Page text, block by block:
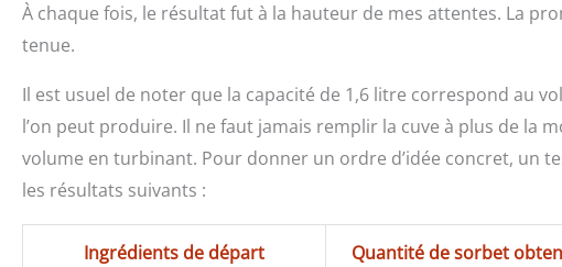
À chaque fois, le résultat fut à la hauteur de mes attentes. La
tenue.
Il est usuel de noter que la capacité de 1,6 litre correspond au
l’on peut produire. Il ne faut jamais remplir la cuve à plus de la
volume en turbinant. Pour donner un ordre d’idée concret, un
les résultats suivants :
Ingrédients de départ Quantité de sorbet